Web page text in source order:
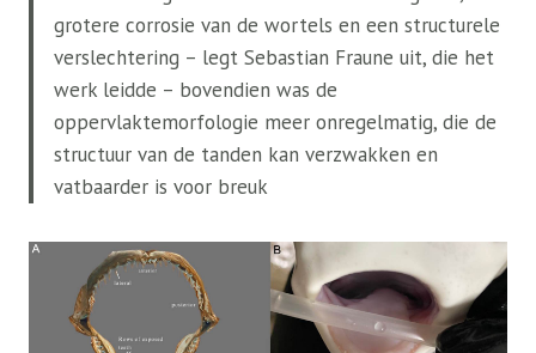
grotere corrosie van de wortels en een structurele
verslechtering – legt Sebastian Fraune uit, die het
werk leidde – bovendien was de
oppervlaktemorfologie meer onregelmatig, die de
structuur van de tanden kan verzwakken en
vatbaarder is voor breuk